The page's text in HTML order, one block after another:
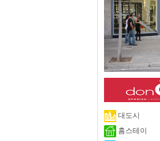
대도시
홈스테이